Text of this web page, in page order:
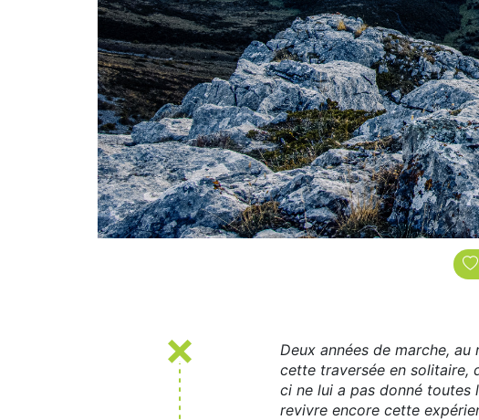
Deux années de marche,
cette traversée en solitaire,
ci ne lui a pas donné toutes
revivre encore cette